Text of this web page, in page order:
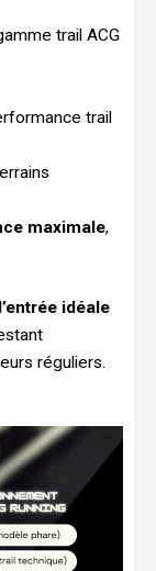
trail ACG
trail
maximale,
idéale
réguliers.